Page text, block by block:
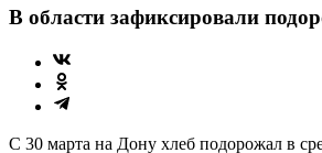
В области зафиксировали
С 30 марта на Дону хлеб подорожал в